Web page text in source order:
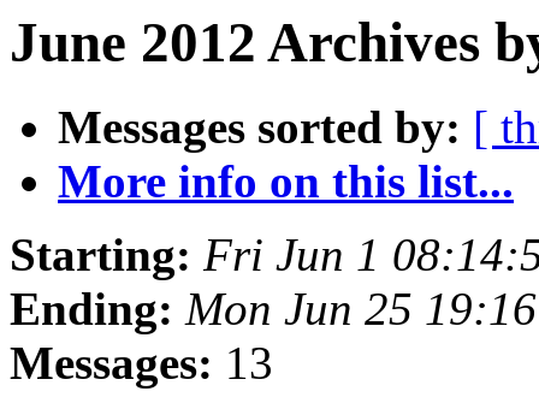
June 2012 Archives
Messages sorted by: [
More info on this list...
Starting: Fri Jun 1
Ending: Mon Jun 25
Messages: 13